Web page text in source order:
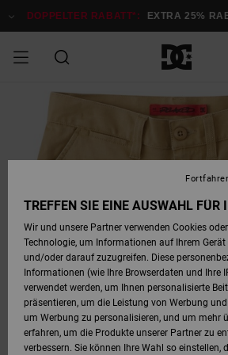
Produktinformation
DOPPELTER RABATT*: EXTRA 25%
SALE MÄNNER
SALE KINDER
ESSENTIALS
SCHUHE
BEKLEIDUNG
ACCESSOIRES
ESSENTIALS
SCHUHE
KLEIDUNG
KINDER
ESSENTIALS
BEKLEIDUNG
ACCESSOIRES
SKATE
SKATE SHOP
SNOW SHOP
MÄNNER
FRAUEN
SNOW SHOP
KINDER
Auf meine
Bestellung
zugreifen
Versand
Retouren
Bezahlung
Geschenkkarte
TREFFEN SIE EINE AUSWAHL FÜR
Wir und unsere Partner verwenden Cookies
Technologie, um Informationen auf Ihrem Gerät
und/oder darauf zuzugreifen. Diese
Informationen (wie Ihre Browserdaten und Ihre
verwendet werden, um Ihnen personalisierte
präsentieren, um die Leistung von Werbung
um Werbung zu personalisieren, und um mehr
erfahren, um die Produkte unserer Partner zu
verbessern. Sie können Ihre Wahl so einstellen,